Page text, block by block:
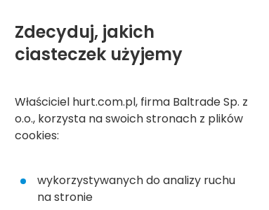
Zdecyduj, jakich
ciasteczek użyjemy
Właściciel hurt.com.pl, firma Baltrade Sp. z
o.o., korzysta na swoich stronach z plików
cookies:
wykorzystywanych do analizy ruchu
na stronie